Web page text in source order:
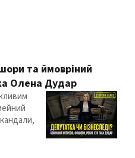
та ймовріний
Олена Дудар